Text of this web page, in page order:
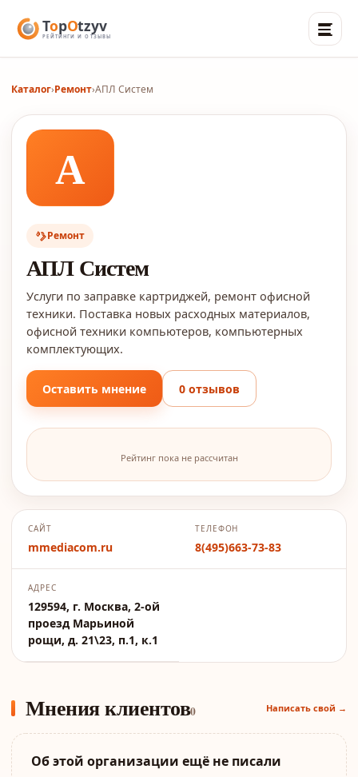
Каталог›Ремонт›АПЛ Систем
А
Ремонт
АПЛ Систем
Услуги по заправке картриджей, ремонт офисной
техники. Поставка новых расходных материалов,
офисной техники компьютеров, компьютерных
комплектующих.
Оставить мнение 0 отзывов
Рейтинг пока не рассчитан
САЙТ
mmediacom.ru
ТЕЛЕФОН
8(495)663-73-83
АДРЕС
129594, г. Москва, 2-ой
проезд Марьиной
рощи, д. 21\23, п.1, к.1
Мнения клиентов0 Написать свой →
Об этой организации ещё не писали